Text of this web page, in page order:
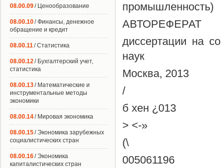
промышленность)
АВТОРЕФЕРАТ
диссертации на
наук
Москва, 2013
/
б хен ¿013
> <-»
(\
005061196
08.00.09/ Ценообразование
08.00.10/ Финансы, денежное
обращение и кредит
08.00.11/ Статистика
08.00.12/ Бухгалтерский учет,
статистика
08.00.13/ Математические и
инструментальные методы
экономики
08.00.14/ Мировая экономика
08.00.15/ Экономика зарубежных
социалистических стран
08.00.16/ Экономика
капиталистических стран